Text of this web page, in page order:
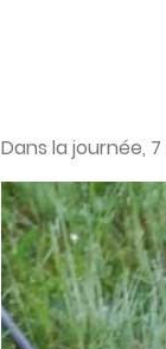
Dans la journée,